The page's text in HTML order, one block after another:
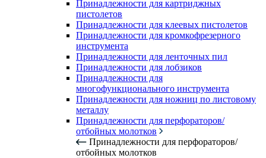
Принадлежности для картриджных
пистолетов
Принадлежности для клеевых пистолетов
Принадлежности для кромкофрезерного
инструмента
Принадлежности для ленточных пил
Принадлежности для лобзиков
Принадлежности для
многофункционального инструмента
Принадлежности для ножниц по листовому
металлу
Принадлежности для перфораторов/
отбойных молотков
Принадлежности для перфораторов/
отбойных молотков